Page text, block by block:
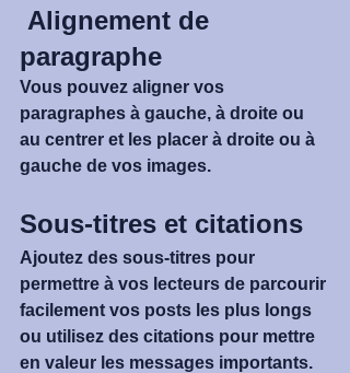
paragraphe
Vous pouvez aligner vos
paragraphes à gauche, à droite ou
au centrer et les placer à droite ou à
gauche de vos images.
Sous-titres et citations
Ajoutez des sous-titres pour
permettre à vos lecteurs de parcourir
facilement vos posts les plus longs
ou utilisez des citations pour mettre
en valeur les messages importants.